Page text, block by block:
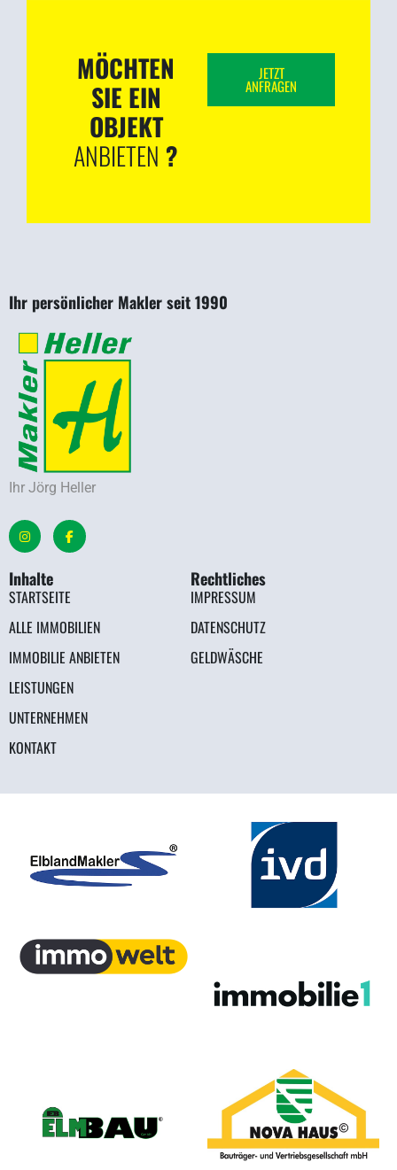
MÖCHTEN
SIE EIN
OBJEKT
ANBIETEN ?
JETZT
ANFRAGEN
Ihr persönlicher Makler seit 1990
Ihr Jörg Heller
Inhalte
STARTSEITE
ALLE IMMOBILIEN
IMMOBILIE ANBIETEN
LEISTUNGEN
UNTERNEHMEN
KONTAKT
Rechtliches
IMPRESSUM
DATENSCHUTZ
GELDWÄSCHE